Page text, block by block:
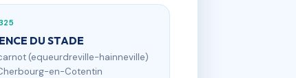
DU STADE
carnot (equeurdreville-hainneville)
en-Cotentin